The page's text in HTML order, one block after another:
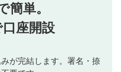
（お名前とコメント
用者と第三者間のトラ
一切の責任を負いませ
審査のうえ、掲載となり
簡単。
座開設
が完結します。署名・捺